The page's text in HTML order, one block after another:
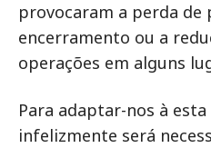
provocaram a perda
encerramento ou a
operações em alguns
Para adaptar-nos à
infelizmente será